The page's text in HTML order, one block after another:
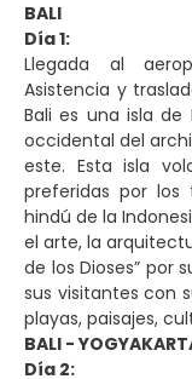
BALI
Día 1:
Llegada al
Asistencia y
Bali es una isla de
occidental del
este. Esta isla
preferidas por los
hindú de la
el arte, la
de los Dioses” por
sus visitantes con
playas, paisajes,
BALI -
Día 2: